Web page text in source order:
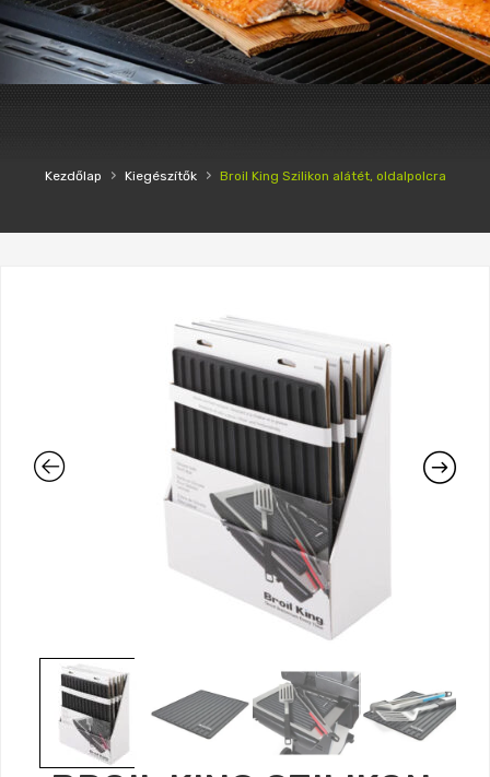
Kezdőlap › Kiegészítők › Broil King Szilikon alátét, oldalpolcra